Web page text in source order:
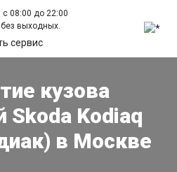
с 08:00 до 22:00
выходных.
сервис
кузова
Skoda Kodiaq
в Москве